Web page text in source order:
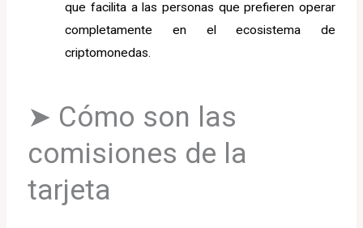
que facilita a las personas que prefieren operar
completamente en el ecosistema de
criptomonedas.
➤ Cómo son las
comisiones de la
tarjeta